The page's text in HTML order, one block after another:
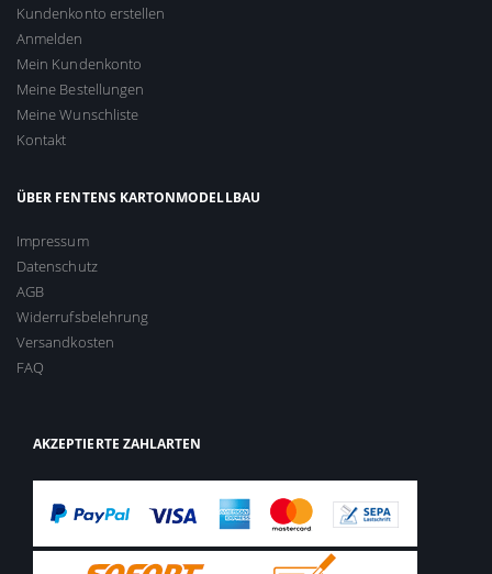
Kundenkonto erstellen
Anmelden
Mein Kundenkonto
Meine Bestellungen
Meine Wunschliste
Kontakt
ÜBER FENTENS KARTONMODELLBAU
Impressum
Datenschutz
AGB
Widerrufsbelehrung
Versandkosten
FAQ
AKZEPTIERTE ZAHLARTEN